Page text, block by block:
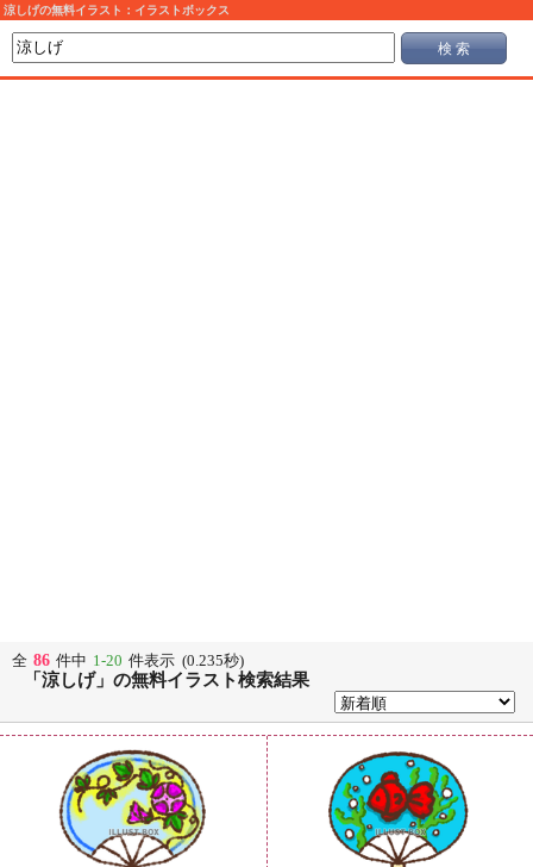
涼しげの無料イラスト：イラストボックス
検 索
全 86 件中 1-20 件表示 (0.235秒)
「涼しげ」の無料イラスト検索結果